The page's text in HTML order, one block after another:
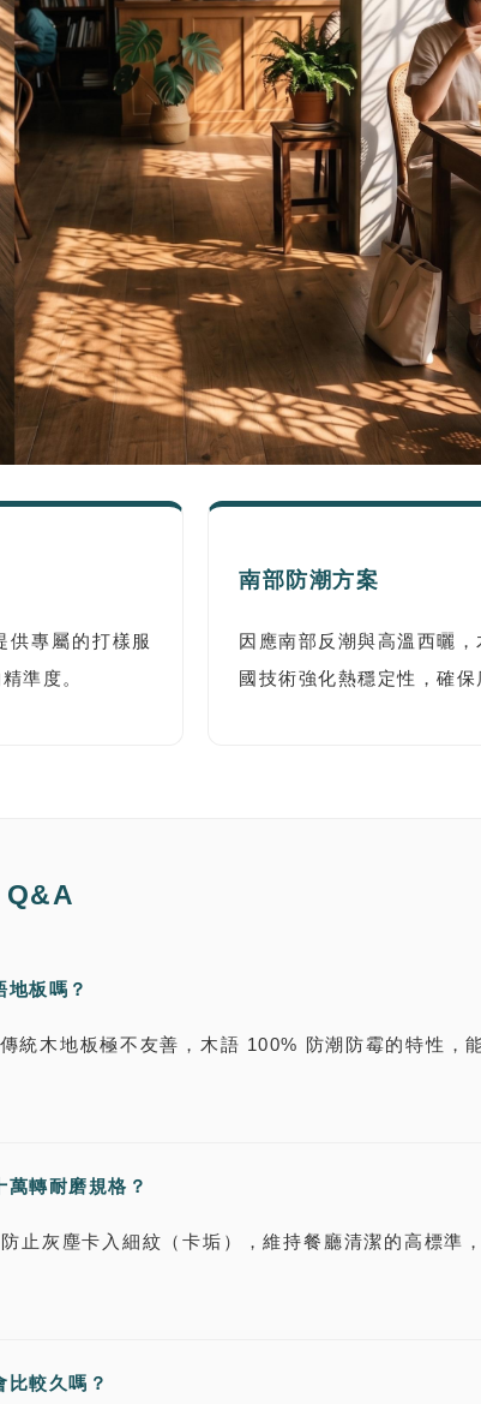
供專屬的打樣服
準度。
南部防潮方案
因應南部反潮與高溫西曬
國技術強化熱穩定性，確保
Q&A
板嗎？
統木地板極不友善，木語 100% 防潮防霉的特性，
轉耐磨規格？
止灰塵卡入細紋（卡垢），維持餐廳清潔的高標準
較久嗎？